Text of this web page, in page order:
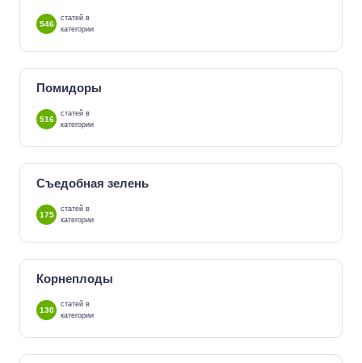
546
статей в
категории
Помидоры
516
статей в
категории
Съедобная зелень
175
статей в
категории
Корнеплоды
130
статей в
категории